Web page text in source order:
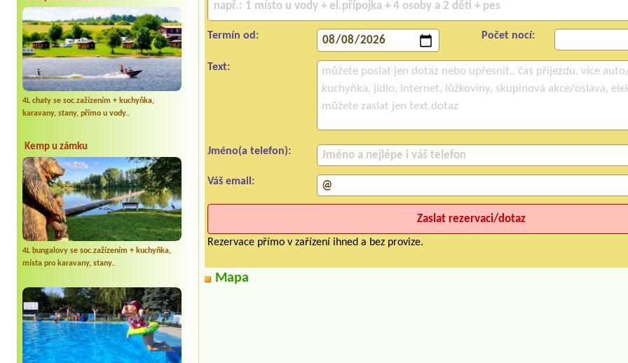
4L chaty se soc.zažízením + kuchyňka,
karavany, stany, přímo u vody..
Kemp u zámku
4L bungalovy se soc.zažízením + kuchyňka,
místa pro karavany, stany..
Termín od: Počet nocí:
Text:
Jméno(a telefon):
Váš email:
Rezervace přímo v zařízení ihned a bez provize.
Mapa